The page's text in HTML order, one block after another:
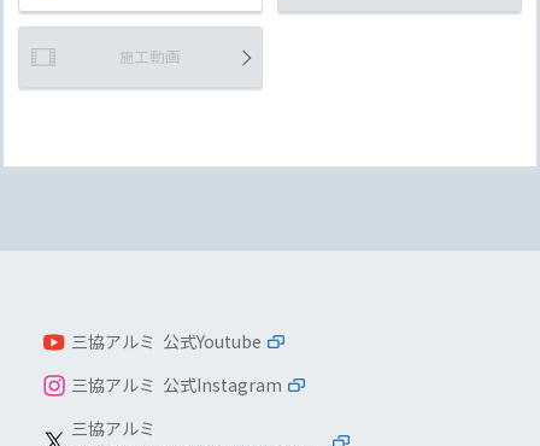
施工動画
三協アルミ 公式Youtube
三協アルミ 公式Instagram
三協アルミ